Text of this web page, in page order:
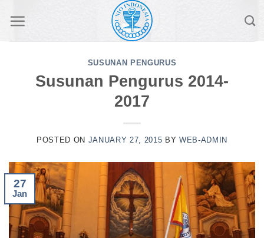
SUSUNAN PENGURUS
Susunan Pengurus 2014-
2017
POSTED ON JANUARY 27, 2015 BYWEB-ADMIN
27
Jan